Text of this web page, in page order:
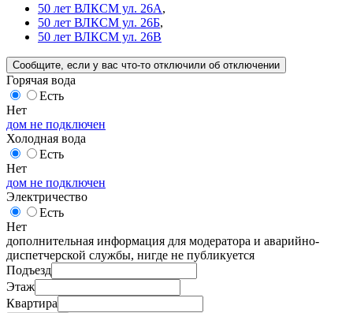
50 лет ВЛКСМ ул. 26А,
50 лет ВЛКСМ ул. 26Б,
50 лет ВЛКСМ ул. 26В
Сообщите , если у вас что-то отключили об отключении
Горячая вода
Есть
Нет
дом не подключен
Холодная вода
Есть
Нет
дом не подключен
Электричество
Есть
Нет
дополнительная информация для модератора и аварийно-
диспетчерской службы, нигде не публикуется
Подъезд
Этаж
Квартира